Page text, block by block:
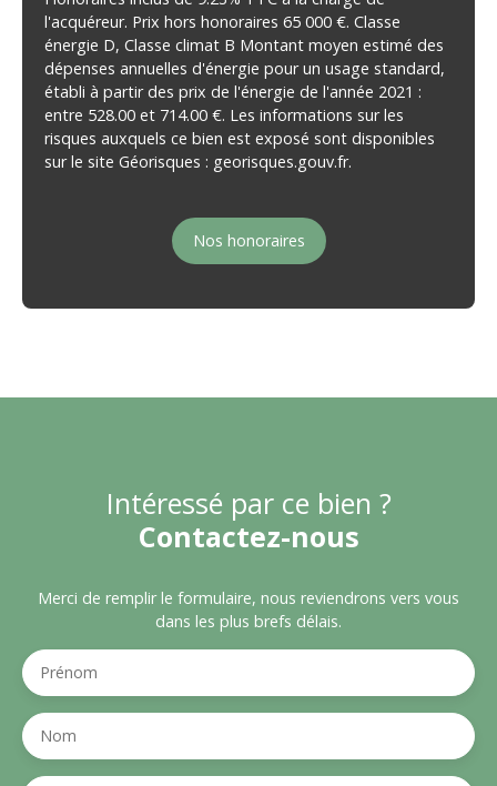
l'acquéreur. Prix hors honoraires 65 000 €. Classe
énergie D, Classe climat B Montant moyen estimé des
dépenses annuelles d'énergie pour un usage standard,
établi à partir des prix de l'énergie de l'année 2021 :
entre 528.00 et 714.00 €. Les informations sur les
risques auxquels ce bien est exposé sont disponibles
sur le site Géorisques : georisques.gouv.fr.
Nos honoraires
Intéressé par ce bien ?
Contactez-nous
Merci de remplir le formulaire, nous reviendrons vers vous
dans les plus brefs délais.
Prénom
Nom